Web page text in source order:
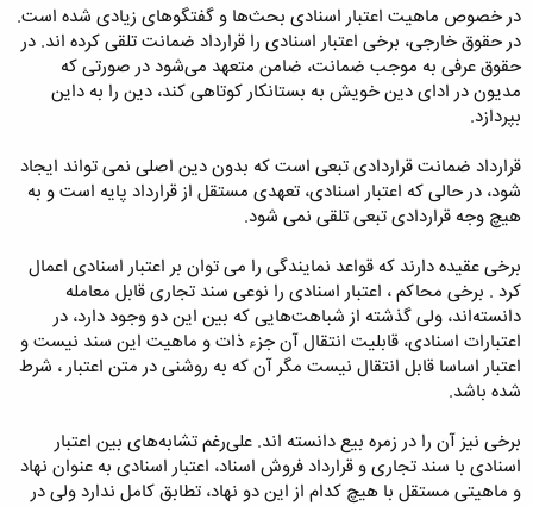
در خصوص ماهیت اعتبار اسنادی بحث‌ها و گفتگوهای زیادی شده است.
در حقوق خارجی، برخی اعتبار اسنادی را قرارداد ضمانت تلقی کرده اند. در
حقوق عرفی به موجب ضمانت، ضامن متعهد می‌شود در صورتی که
مدیون در ادای دین خویش به بستانکار کوتاهی کند، دین را به داین
بپردازد.
قرارداد ضمانت قراردادی تبعی است که بدون دین اصلی نمی تواند ایجاد
شود، در حالی که اعتبار اسنادی، تعهدی مستقل از قرارداد پایه است و به
هیچ وجه قراردادی تبعی تلقی نمی شود.
برخی عقیده دارند که قواعد نمایندگی را می توان بر اعتبار اسنادی اعمال
کرد . برخی محاکم ، اعتبار اسنادی را نوعی سند تجاری قابل معامله
دانسته‌اند، ولی گذشته از شباهت‌هایی که بین این دو وجود دارد، در
اعتبارات اسنادی، قابلیت انتقال آن جزء ذات و ماهیت این سند نیست و
اعتبار اساسا قابل انتقال نیست مگر آن که به روشنی در متن اعتبار ، شرط
شده باشد.
برخی نیز آن را در زمره بیع دانسته اند. علی‌رغم تشابه‌های بین اعتبار
اسنادی با سند تجاری و قرارداد فروش اسناد، اعتبار اسنادی به عنوان نهاد
و ماهیتی مستقل با هیچ کدام از این دو نهاد، تطابق کامل ندارد ولی در